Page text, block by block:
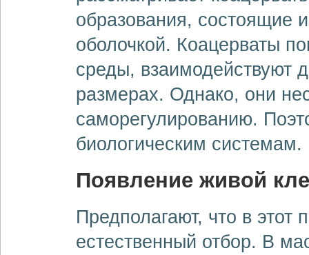
образования, состоящие
оболочкой. Коацерваты
среды, взаимодействуют
размерах. Однако, они
саморегулированию.
биологическим системам.
Появление живой
Предполагают, что в этот
естественный отбор. В